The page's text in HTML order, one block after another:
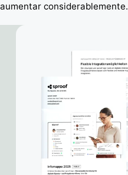
aumentar considerablemente.